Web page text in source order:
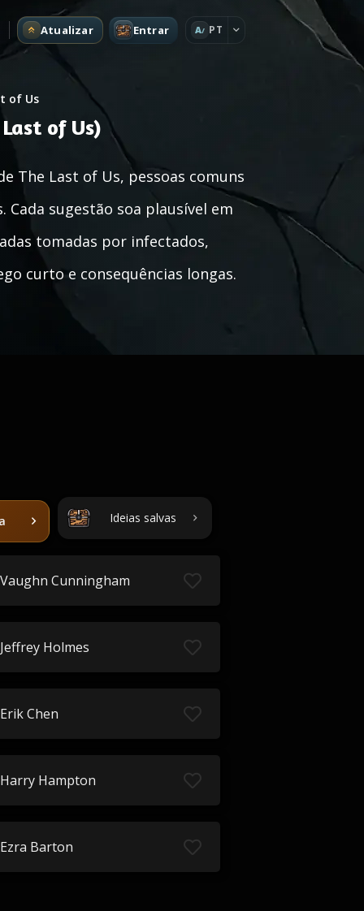
Atualizar Entrar A PT
of Us
of Us)
The Last of Us, pessoas comuns
Cada sugestão soa plausível em
tomadas por infectados,
curto e consequências longas.
Ideias salvas
Vaughn Cunningham
Jeffrey Holmes
Erik Chen
Harry Hampton
Ezra Barton